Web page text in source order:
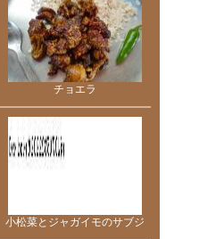
チョエラ
小松菜とジャガイモのサブジ